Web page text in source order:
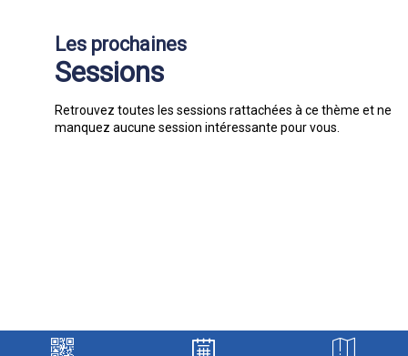
Les prochaines
Sessions
Retrouvez toutes les sessions rattachées à ce thème et ne
manquez aucune session intéressante pour vous.